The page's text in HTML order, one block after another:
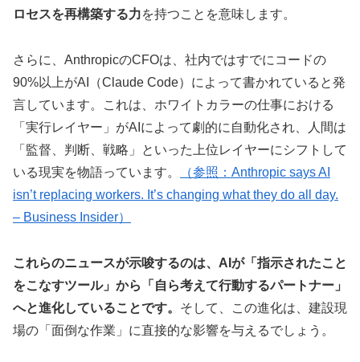
ロセスを再構築する力を持つことを意味します。
さらに、AnthropicのCFOは、社内ではすでにコードの
90%以上がAI（Claude Code）によって書かれていると発
言しています。これは、ホワイトカラーの仕事における
「実行レイヤー」がAIによって劇的に自動化され、人間は
「監督、判断、戦略」といった上位レイヤーにシフトして
いる現実を物語っています。
（参照：Anthropic says AI
isn’t replacing workers. It’s changing what they do all day.
– Business Insider）
これらのニュースが示唆するのは、AIが「指示されたこと
をこなすツール」から「自ら考えて行動するパートナー」
へと進化していることです。 そして、この進化は、建設現
場の「面倒な作業」に直接的な影響を与えるでしょう。